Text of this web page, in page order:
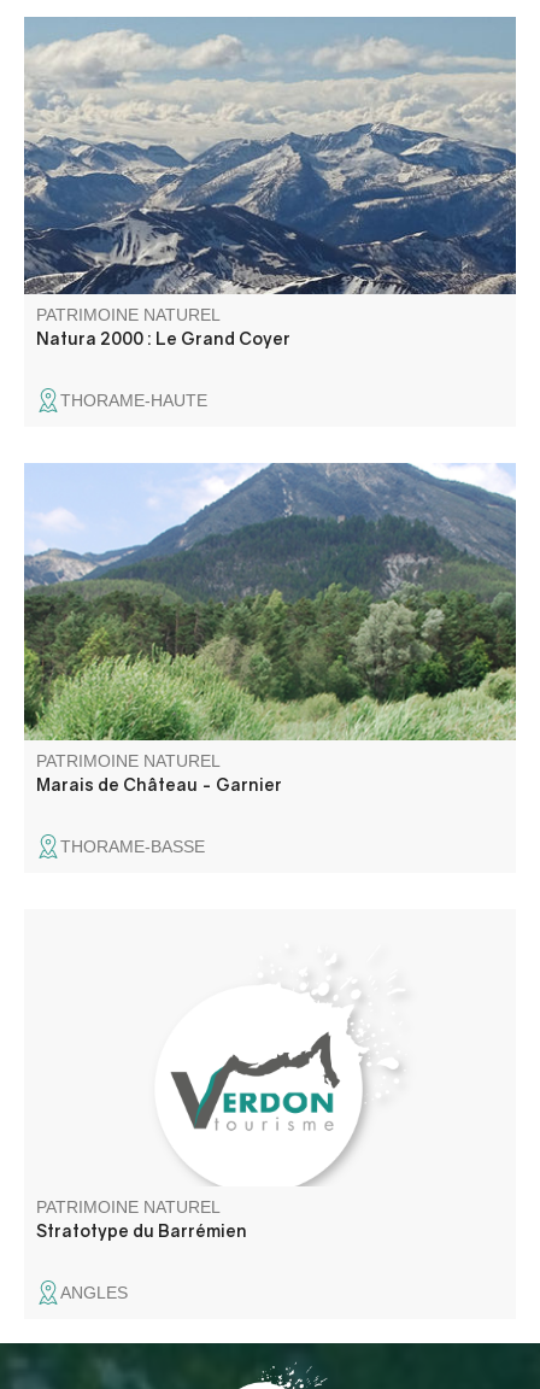
Le site Natura 2000 du Grand Coyer abrite une diversité
exceptionnelle d’habitats naturels (pelouses alpines,
forêts anciennes, éboulis, zones humides) et d’espèces
animales et végétales (chauves-souris, Vipère d’Orsini,
papillons, Ancolie de Reuter).
PATRIMOINE NATUREL
Natura 2000 : Le Grand Coyer
THORAME-HAUTE
Le Marais de Château-Garnier constitue un des rares
sites connus des Alpes de Haute-Provence.
PATRIMOINE NATUREL
Marais de Château - Garnier
THORAME-BASSE
avant d'arriver au village d'Angles, se trouve ce trésor
naturel qui tire son nom du village de Barrême, au cœur
de La Réserve Naturelle Géologique de Haute -
PATRIMOINE NATUREL
Stratotype du Barrémien
ANGLES